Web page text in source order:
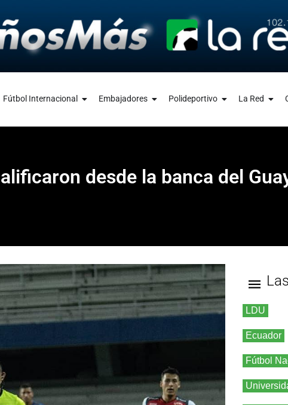
Fútbol Internacional Embajadores Polideportivo La Red
desde la banca del
LDU
Ecuador
Fútbol